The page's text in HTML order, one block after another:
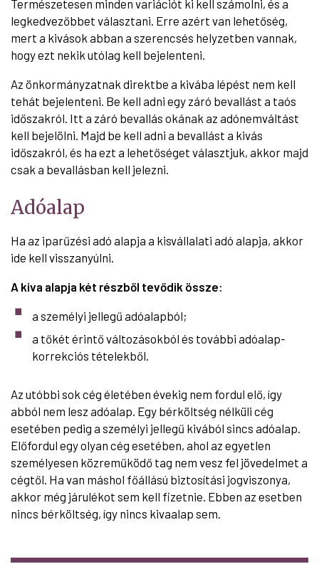
Természetesen minden variációt ki kell számolni, és a
legkedvezőbbet választani. Erre azért van lehetőség,
mert a kivások abban a szerencsés helyzetben vannak,
hogy ezt nekik utólag kell bejelenteni.
Az önkormányzatnak direktbe a kivába lépést nem kell
tehát bejelenteni. Be kell adni egy záró bevallást a taós
időszakról. Itt a záró bevallás okának az adónemváltást
kell bejelölni. Majd be kell adni a bevallást a kivás
időszakról, és ha ezt a lehetőséget választjuk, akkor majd
csak a bevallásban kell jelezni.
Adóalap
Ha az iparűzési adó alapja a kisvállalati adó alapja, akkor
ide kell visszanyúlni.
A kiva alapja két részből tevődik össze:
a személyi jellegű adóalapból;
a tőkét érintő változásokból és további adóalap-
korrekciós tételekből.
Az utóbbi sok cég életében évekig nem fordul elő, így
abból nem lesz adóalap. Egy bérköltség nélküli cég
esetében pedig a személyi jellegű kivából sincs adóalap.
Előfordul egy olyan cég esetében, ahol az egyetlen
személyesen közreműködő tag nem vesz fel jövedelmet a
cégtől. Ha van máshol főállású biztosítási jogviszonya,
akkor még járulékot sem kell fizetnie. Ebben az esetben
nincs bérköltség, így nincs kivaalap sem.